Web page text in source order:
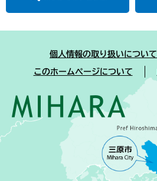
個人情報の取り扱いについて
このホームページについて